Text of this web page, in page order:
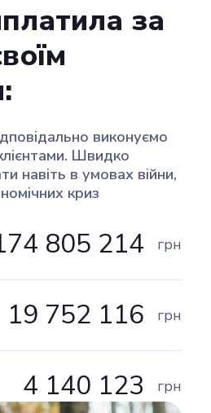
за
виконуємо
Швидко
навіть в умовах війни,
криз
805 214 грн
19 752 116 грн
4 140 123 грн